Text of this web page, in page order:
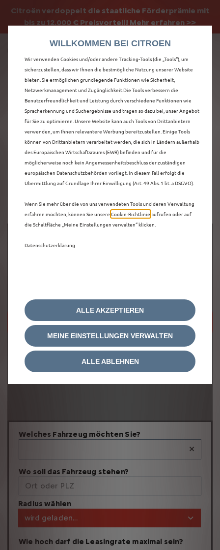
Citroën verdoppelt die staatliche Förderprämie mit
bis zu 12.000 € Preisvorteil! Mehr erfahren >>
Citroën verdoppelt die Förderprämie - 3.000 €
Grundförderung für jeden! Mehr erfahren >>
ENTDECKEN SIE ALLE
Ë-C4 X
VORFÜHRWAGEN MIT
ELEKTRO ANTRIEB IN
ZWICKAU
Um diese Google Maps-Karte anzuzeigen,
akzeptieren Sie bitte die für
Marketing/Werbung relevanten-Cookies.
Welches Fahrzeug möchten Sie?
×
Wo soll das Fahrzeug stehen?
Ort oder PLZ
Radius wählen
wird geladen...
Wie hoch darf die Leasingrate maximal sein?
WILLKOMMEN BEI CITROEN
Wir verwenden Cookies und/oder andere Tracking-Tools (die „Tools“), um
sicherzustellen, dass wir Ihnen die bestmögliche Nutzung unserer Website
bieten. Sie ermöglichen grundlegende Funktionen wie Sicherheit,
Netzwerkmanagement und Zugänglichkeit.Die Tools verbessern die
Benutzerfreundlichkeit und Leistung durch verschiedene Funktionen wie
Spracherkennung und Suchergebnisse und tragen so dazu bei, unser Angebot
für Sie zu optimieren. Unsere Website kann auch Tools von Drittanbietern
verwenden, um Ihnen relevantere Werbung bereitzustellen. Einige Tools
können von Drittanbietern verarbeitet werden, die sich in Ländern außerhalb
des Europäischen Wirtschaftsraums (EWR) befinden und für die
möglicherweise noch kein Angemessenheitsbeschluss der zuständigen
europäischen Datenschutzbehörden vorliegt. In diesem Fall erfolgt die
Übermittlung auf Grundlage Ihrer Einwilligung (Art. 49 Abs. 1 lit. a DSGVO).
Wenn Sie mehr über die von uns verwendeten Tools und deren Verwaltung
erfahren möchten, können Sie unsere Cookie‑Richtlinie aufrufen oder auf
die Schaltfläche „Meine Einstellungen verwalten“ klicken.
Datenschutzerklärung
MEINE EINSTELLUNGEN VERWALTEN
ALLE AKZEPTIEREN
ALLE ABLEHNEN